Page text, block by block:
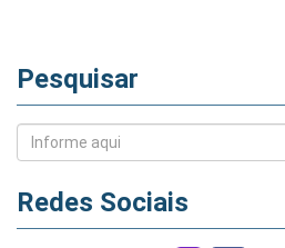
Pesquisar
Redes Sociais